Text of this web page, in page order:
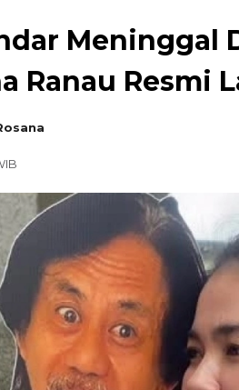
Meninggal
Ranau Resmi